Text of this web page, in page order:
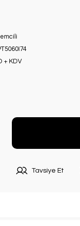
+ KDV
Tavsiye Et